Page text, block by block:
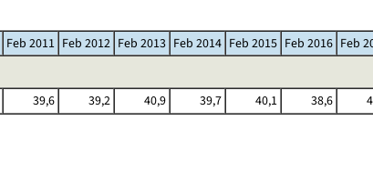
Feb 2011 Feb 2012 Feb 2013 Feb 2014 Feb 2015 Feb 2016 Feb
39,6 39,2 40,9 39,7 40,1 38,6